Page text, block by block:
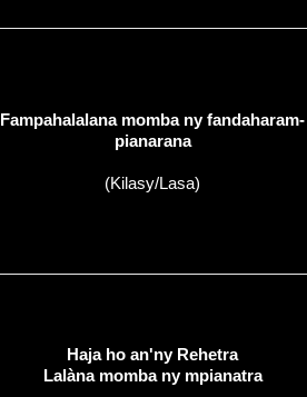
Fampahalalana momba ny fandaharam-
pianarana
(Kilasy/Lasa)
Haja ho an'ny Rehetra
Lalàna momba ny mpianatra